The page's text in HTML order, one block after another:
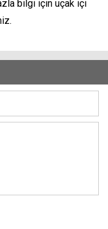
bilgi için uçak içi